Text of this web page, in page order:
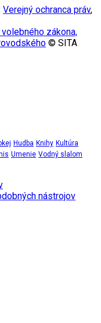
Verejný ochranca práv,
zákona,
© SITA
Hudba Knihy Kultúra
Umenie Vodný slalom
nástrojov